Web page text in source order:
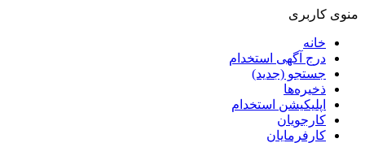
منوی کاربری
خانه
درج آگهی استخدام
جستجو (جدید)
ذخیره‌ها
اپلیکیشن استخدام
کارجویان
کارفرمایان